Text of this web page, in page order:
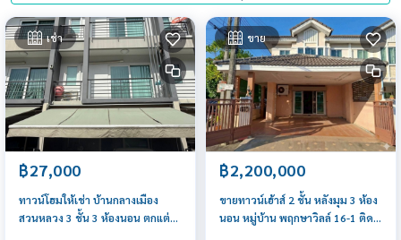
เช่า
฿27,000
ทาวน์โฮมให้เช่า บ้านกลางเมือง
สวนหลวง 3 ชั้น 3 ห้องนอน ตกแต่ง
ขาย
฿2,200,000
ขายทาวน์เฮ้าส์ 2 ชั้น หลังมุม 3 ห้อง
นอน หมู่บ้าน พฤกษาวิลล์ 16-1 ติด